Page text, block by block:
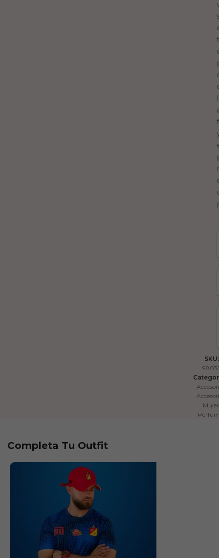
SKU:
Mujer
Completa Tu Outfit